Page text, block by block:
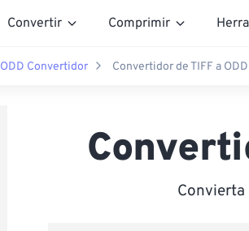
Convertir Comprimir
ODD Convertidor Convertidor de TIFF a ODD
Convierta